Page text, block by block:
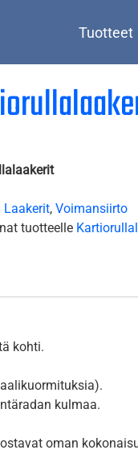
Tuotteet
Laakerit, Voimansiirto
tuotteelle
kohti.
kulmaa.
oman